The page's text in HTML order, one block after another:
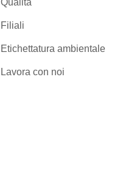
Qualità
Filiali
Etichettatura ambientale
Lavora con noi